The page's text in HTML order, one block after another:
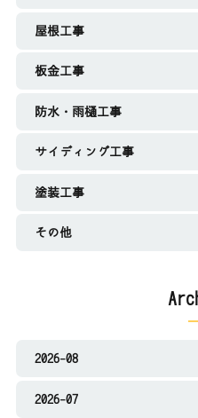
屋根工事
板金工事
防水・雨樋工事
サイディング工事
塗装工事
その他
2026-08
2026-07